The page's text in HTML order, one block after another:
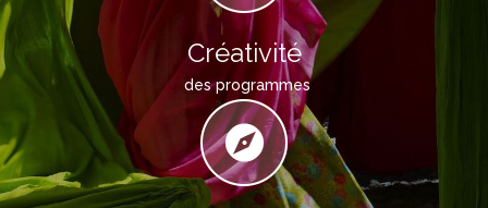
Créativité
des programmes